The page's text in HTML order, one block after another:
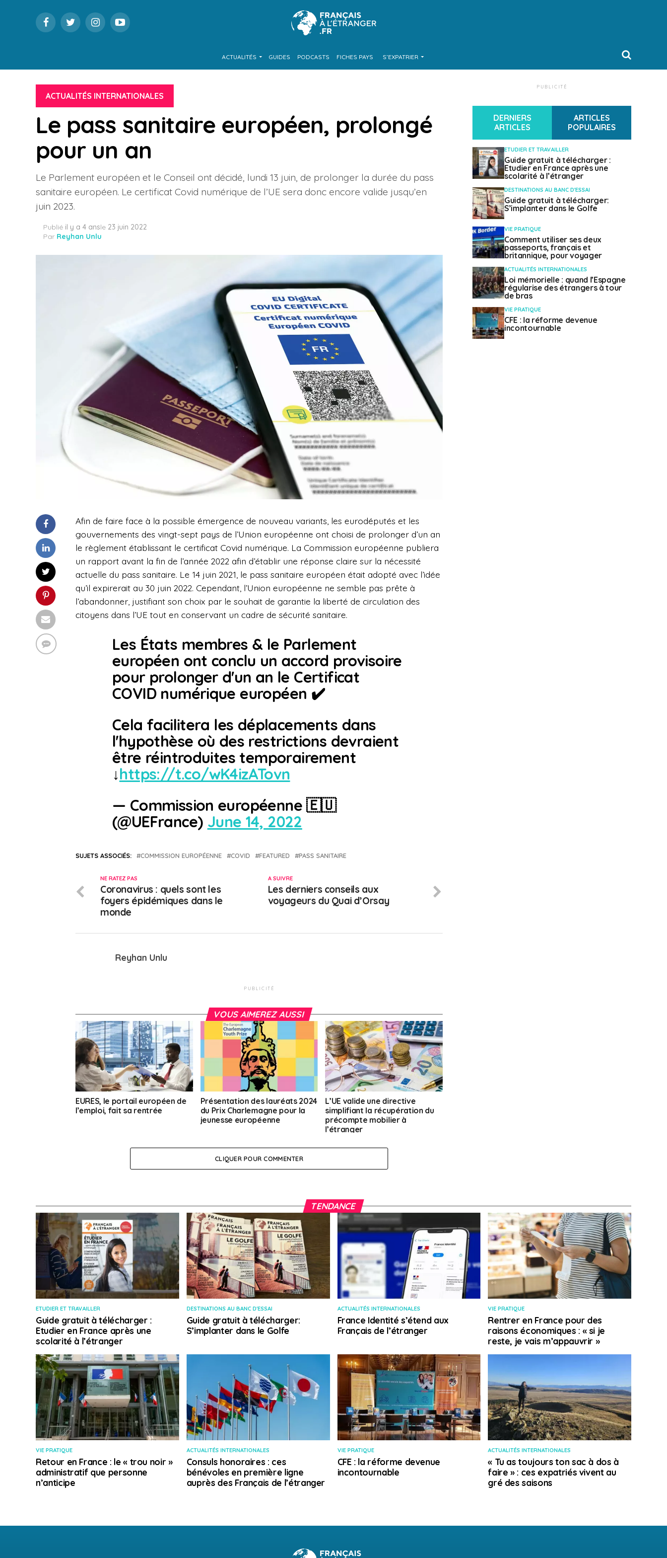
ACTUALITÉS GUIDES PODCASTS FICHES PAYS S’EXPATRIER
ACTUALITÉS INTERNATIONALES
Le pass sanitaire européen, prolongé
pour un an
Le Parlement européen et le Conseil ont décidé, lundi 13 juin, de prolonger la durée du pass
sanitaire européen. Le certificat Covid numérique de l’UE sera donc encore valide jusqu’en
juin 2023.
Publié il y a 4 ansle 23 juin 2022
Par Reyhan Unlu
Afin de faire face à la possible émergence de nouveau variants, les eurodéputés et les
gouvernements des vingt-sept pays de l’Union européenne ont choisi de prolonger d’un an
le règlement établissant le certificat Covid numérique. La Commission européenne publiera
un rapport avant la fin de l’année 2022 afin d’établir une réponse claire sur la nécessité
actuelle du pass sanitaire. Le 14 juin 2021, le pass sanitaire européen était adopté avec l’idée
qu’il expirerait au 30 juin 2022. Cependant, l’Union européenne ne semble pas prête à
l’abandonner, justifiant son choix par le souhait de garantie la liberté de circulation des
citoyens dans l’UE tout en conservant un cadre de sécurité sanitaire.
Les États membres & le Parlement
européen ont conclu un accord provisoire
pour prolonger d'un an le Certificat
COVID numérique européen ✔️
Cela facilitera les déplacements dans
l'hypothèse où des restrictions devraient
être réintroduites temporairement
↓https://t.co/wK4izATovn
— Commission européenne 🇪🇺
(@UEFrance) June 14, 2022
SUJETS ASSOCIÉS: COMMISSION EUROPÉENNE COVID FEATURED PASS SANITAIRE
A SUIVRE
Les derniers conseils aux
voyageurs du Quai d’Orsay
NE RATEZ PAS
Coronavirus : quels sont les
foyers épidémiques dans le
monde
Reyhan Unlu
PUBLICITÉ
VOUS AIMEREZ AUSSI
EURES, le portail européen de
l’emploi, fait sa rentrée
Présentation des lauréats 2024
du Prix Charlemagne pour la
jeunesse européenne
L’UE valide une directive
simplifiant la récupération du
précompte mobilier à
l’étranger
CLIQUER POUR COMMENTER
PUBLICITÉ
DERNIERS
ARTICLES
ARTICLES
POPULAIRES
ETUDIER ET TRAVAILLER
Guide gratuit à télécharger :
Etudier en France après une
scolarité à l’étranger
DESTINATIONS AU BANC D'ESSAI
Guide gratuit à télécharger:
S’implanter dans le Golfe
VIE PRATIQUE
Comment utiliser ses deux
passeports, français et
britannique, pour voyager
ACTUALITÉS INTERNATIONALES
Loi mémorielle : quand l’Espagne
régularise des étrangers à tour
de bras
VIE PRATIQUE
CFE : la réforme devenue
incontournable
TENDANCE
ETUDIER ET TRAVAILLER
Guide gratuit à télécharger :
Etudier en France après une
scolarité à l’étranger
DESTINATIONS AU BANC D'ESSAI
Guide gratuit à télécharger:
S’implanter dans le Golfe
ACTUALITÉS INTERNATIONALES
France Identité s’étend aux
Français de l’étranger
VIE PRATIQUE
Rentrer en France pour des
raisons économiques : « si je
reste, je vais m’appauvrir »
VIE PRATIQUE
Retour en France : le « trou noir »
administratif que personne
n’anticipe
ACTUALITÉS INTERNATIONALES
Consuls honoraires : ces
bénévoles en première ligne
auprès des Français de l’étranger
VIE PRATIQUE
CFE : la réforme devenue
incontournable
ACTUALITÉS INTERNATIONALES
« Tu as toujours ton sac à dos à
faire » : ces expatriés vivent au
gré des saisons